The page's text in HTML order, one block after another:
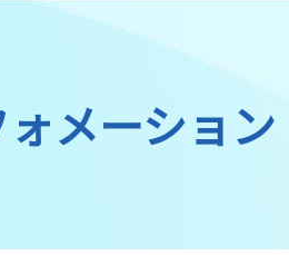
ータ
選手募集
レーサーズファイル
メーション